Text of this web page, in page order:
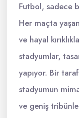
Futbol, sadece
Her maçta
ve hayal
stadyumlar,
yapıyor. Bir
stadyumun
ve geniş